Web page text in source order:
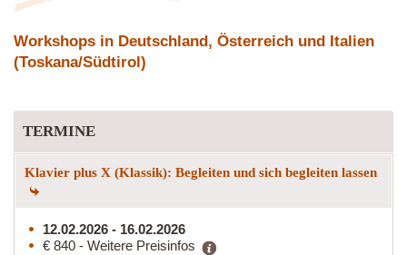
Workshops in Deutschland, Österreich und Italien
(Toskana/Südtirol)
TERMINE
Klavier plus X (Klassik): Begleiten und sich begleiten lassen
12.02.2026 - 16.02.2026
€ 840 - Weitere Preisinfos